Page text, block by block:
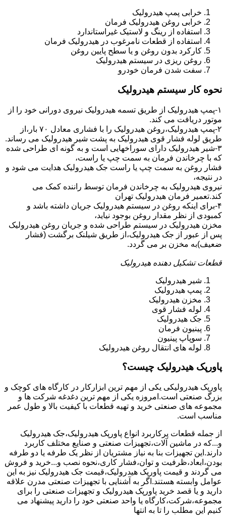
خرابی پمپ هیدرولیک
خرابی روغن هیدرولیک فرمان
استفاده از رینگ و لاستیک غیراستاندارد
استفاده از قطعات نامرغوب در هیدرولیک فرمان
کارکرد بدون روغن و یا سطح پایین روغن
روغن ریزی در سیستم هیدرولیک
سفت شدن فرمان خودرو
نحوه کار سیستم هیدرولیک
۱-پمپ هیدرولیک از طریق تسمه هیدرولیک نیروی دورانی خود را از
موتور دریافت می کند.
۲-پمپ هیدرولیک،روغن هیدرولیک را با فشاری معادل ۷۰ بار،از
طریق لوله فشار قوی هیدرولیک به پشت شیر هیدرولیک می رساند.
۳-شیر هیدرولیک دارای سوراخهایی است و به گونه ای طراحی شده
که با چرخاندن فرمان به سمت چپ یا راست،
فشار روغن به سمت چپ یا راست جک هیدرولیک هدایت می شود و
در نتیجه،
نیروی هیدرولیک به چرخاندن فرمان توسط راننده کمک می
کند.تعمیر فرمان هیدرولیک تهران
۴-برای اینکه روغن در سیستم هیدرولیک جریان داشته باشد و
کمبودی از نظر مقدار روغن بوجود نیاید،
مخزن هیدرولیک در سیستم طراحی شده و جریان روغن هیدرولیک
پس از عبور از جک هیدرولیک،از طریق شیلنک برگشت (فشار
ضعیف)به مخزن بر می گردد.
قطعات تشکیل دهنده هیدرولیک
شیر هیدرولیک
پمپ هیدرولیک
مخزن هیدرولیک
لوله فشار قوی
جک هیدرولیک
پینیون فرمان
سوپاپ پینیون
لوله های انتقال روغن هیدرولیک
پاورپک هیدرولیک چیست؟
پاورپک هیدرولیکی یکی از مهم ترین ابزارکار در کارگاه های کوچک و
بزرگ صنعتی است.امروزه یکی از مهم ترین دغدغه شرکت ها و
مجموعه های صنعتی خرید و تهیه قطعات با کیفیت بالا و طول عمر
مناسب است.
از جمله قطعات پرکاربرد انواع پاورپک هیدرولیک،جک هیدرولیک
و...که در ماشین آلات،تجهیزات صنعتی و صنایع مختلف کاربرد
دارند.این تجهیزات بنا به نیاز مشتریان از نظر یک طرفه یا دو طرفه
بودن،ابعاد،ظرفیت و توان،فشار کاری،نحوه نصب و...خرید و فروش
می گردند و قیمت پاورپک هیدرولیک،قیمت جک هیدرولیک نیز به این
عوامل وابسته هستند.اگر به آشنایی با تجهیزات صنعتی مدرن علاقه
دارید و یا قصد خرید پاورپک هیدرولیک و تجهیزات صنعتی را برای
مجموعه،شرکت،کارگاه یا واحد صنعتی خود را دارید پیشنهاد می
کنیم این مطلب را تا به انتها